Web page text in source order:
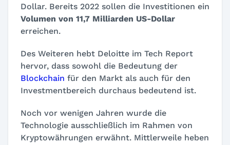
Dollar. Bereits 2022 sollen die Investitionen ein
Volumen von 11,7 Milliarden US-Dollar
erreichen.
Des Weiteren hebt Deloitte im Tech Report
hervor, dass sowohl die Bedeutung der
Blockchain für den Markt als auch für den
Investmentbereich durchaus bedeutend ist.
Noch vor wenigen Jahren wurde die
Technologie ausschließlich im Rahmen von
Kryptowährungen erwähnt. Mittlerweile heben